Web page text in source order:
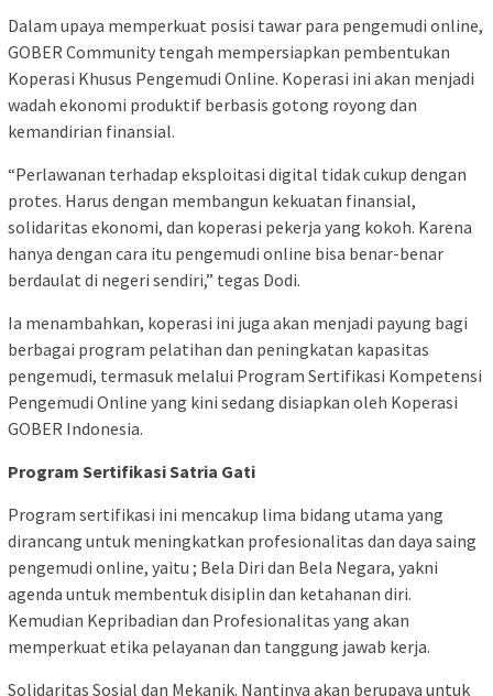
Dalam upaya memperkuat posisi tawar para pengemudi online,
GOBER Community tengah mempersiapkan pembentukan
Koperasi Khusus Pengemudi Online. Koperasi ini akan menjadi
wadah ekonomi produktif berbasis gotong royong dan
kemandirian finansial.
“Perlawanan terhadap eksploitasi digital tidak cukup dengan
protes. Harus dengan membangun kekuatan finansial,
solidaritas ekonomi, dan koperasi pekerja yang kokoh. Karena
hanya dengan cara itu pengemudi online bisa benar-benar
berdaulat di negeri sendiri,” tegas Dodi.
Ia menambahkan, koperasi ini juga akan menjadi payung bagi
berbagai program pelatihan dan peningkatan kapasitas
pengemudi, termasuk melalui Program Sertifikasi Kompetensi
Pengemudi Online yang kini sedang disiapkan oleh Koperasi
GOBER Indonesia.
Program Sertifikasi Satria Gati
Program sertifikasi ini mencakup lima bidang utama yang
dirancang untuk meningkatkan profesionalitas dan daya saing
pengemudi online, yaitu ; Bela Diri dan Bela Negara, yakni
agenda untuk membentuk disiplin dan ketahanan diri.
Kemudian Kepribadian dan Profesionalitas yang akan
memperkuat etika pelayanan dan tanggung jawab kerja.
Solidaritas Sosial dan Mekanik. Nantinya akan berupaya untuk